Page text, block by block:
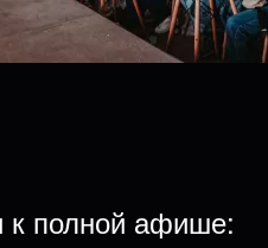
к полной афише: